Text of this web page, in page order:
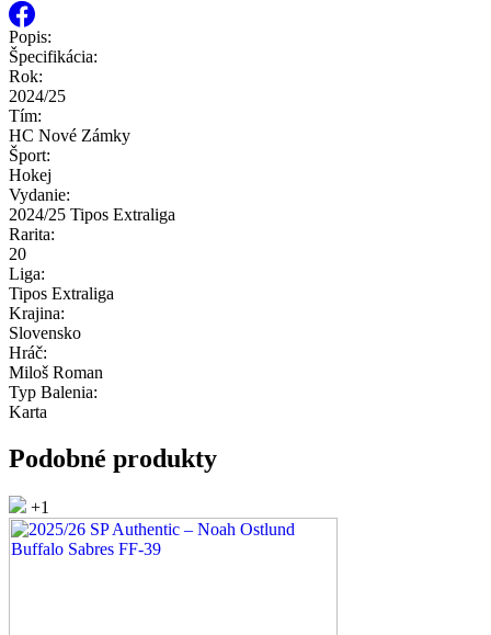
Popis:
Špecifikácia:
Rok:
2024/25
Tím:
HC Nové Zámky
Šport:
Hokej
Vydanie:
2024/25 Tipos Extraliga
Rarita:
20
Liga:
Tipos Extraliga
Krajina:
Slovensko
Hráč:
Miloš Roman
Typ Balenia:
Karta
Podobné produkty
+1